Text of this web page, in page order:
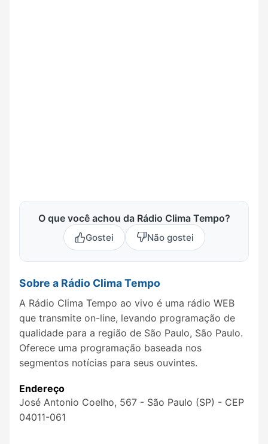
O que você achou da Rádio Clima Tempo?
Gostei Não gostei
Sobre a Rádio Clima Tempo
A Rádio Clima Tempo ao vivo é uma rádio WEB
que transmite on-line, levando programação de
qualidade para a região de São Paulo, São Paulo.
Oferece uma programação baseada nos
segmentos notícias para seus ouvintes.
Endereço
José Antonio Coelho, 567 - São Paulo (SP) - CEP
04011-061